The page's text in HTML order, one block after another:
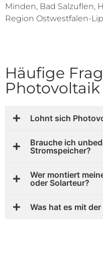
Minden, Bad Salzuflen,
Region Ostwestfalen-
Häufige
Photovoltaik
Lohnt sich
Brauche ich
Stromspeicher?
Wer montiert
oder Solarteur?
Was hat es mit